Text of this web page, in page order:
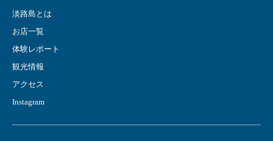
淡路島とは
お店一覧
体験レポート
観光情報
アクセス
Instagram